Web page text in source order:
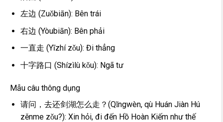
左边 (Zuǒbiān): Bên trái
右边 (Yòubiān): Bên phải
一直走 (Yīzhí zǒu): Đi thẳng
十字路口 (Shízìlù kǒu): Ngã tư
Mẫu câu thông dụng
请问，去还剑湖怎么走？(Qǐngwèn, qù Huán Jiàn Hú
zěnme zǒu?): Xin hỏi, đi đến Hồ Hoàn Kiếm như thế